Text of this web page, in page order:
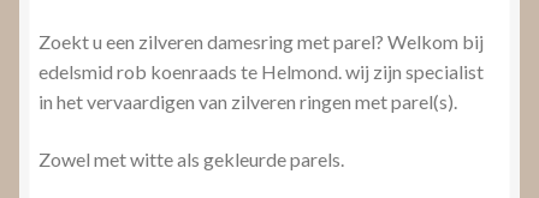
Zoekt u een zilveren damesring met parel? Welkom bij
edelsmid rob koenraads te Helmond. wij zijn specialist
in het vervaardigen van zilveren ringen met parel(s).
Zowel met witte als gekleurde parels.